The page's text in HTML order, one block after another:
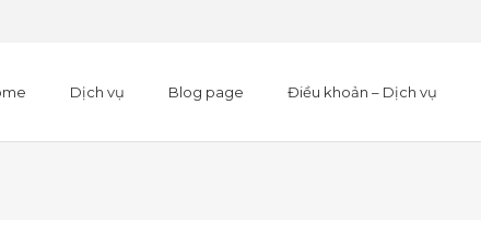
Dịch vụ Blog page Điều khoản – Dịch vụ